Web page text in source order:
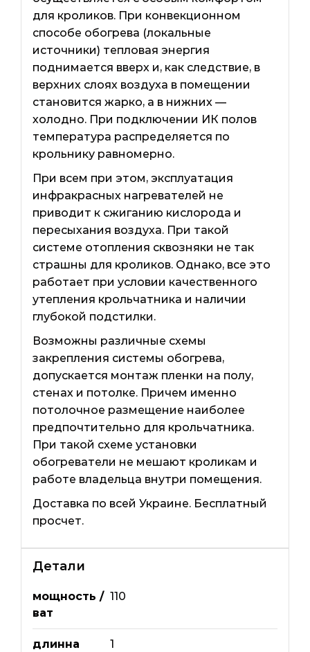
для кроликов. При конвекционном
способе обогрева (локальные
источники) тепловая энергия
поднимается вверх и, как следствие, в
верхних слоях воздуха в помещении
становится жарко, а в нижних —
холодно. При подключении ИК полов
температура распределяется по
крольнику равномерно.
При всем при этом, эксплуатация
инфракрасных нагревателей не
приводит к сжиганию кислорода и
пересыхания воздуха. При такой
системе отопления сквозняки не так
страшны для кроликов. Однако, все это
работает при условии качественного
утепления крольчатника и наличии
глубокой подстилки.
Возможны различные схемы
закрепления системы обогрева,
допускается монтаж пленки на полу,
стенах и потолке. Причем именно
потолочное размещение наиболее
предпочтительно для крольчатника.
При такой схеме установки
обогреватели не мешают кроликам и
работе владельца внутри помещения.
Доставка по всей Украине. Бесплатный
просчет.
Детали
мощность /
ват
110
длинна
1